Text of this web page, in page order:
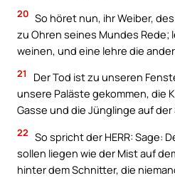
20 So höret nun, ihr Weiber,
zu Ohren seines Mundes
weinen, und eine lehre die
21
Der Tod ist zu unseren
unsere Paläste gekommen, die
Gasse und die Jünglinge auf der
22 So spricht der HERR: Sage:
sollen liegen wie der Mist auf
hinter dem Schnitter, die